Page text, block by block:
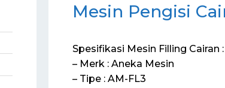
Mesin Pengisi
Spesifikasi Mesin Filling Cairan :
– Merk : Aneka Mesin
– Tipe : AM-FL3